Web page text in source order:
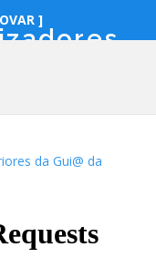
]
da Gui@ da